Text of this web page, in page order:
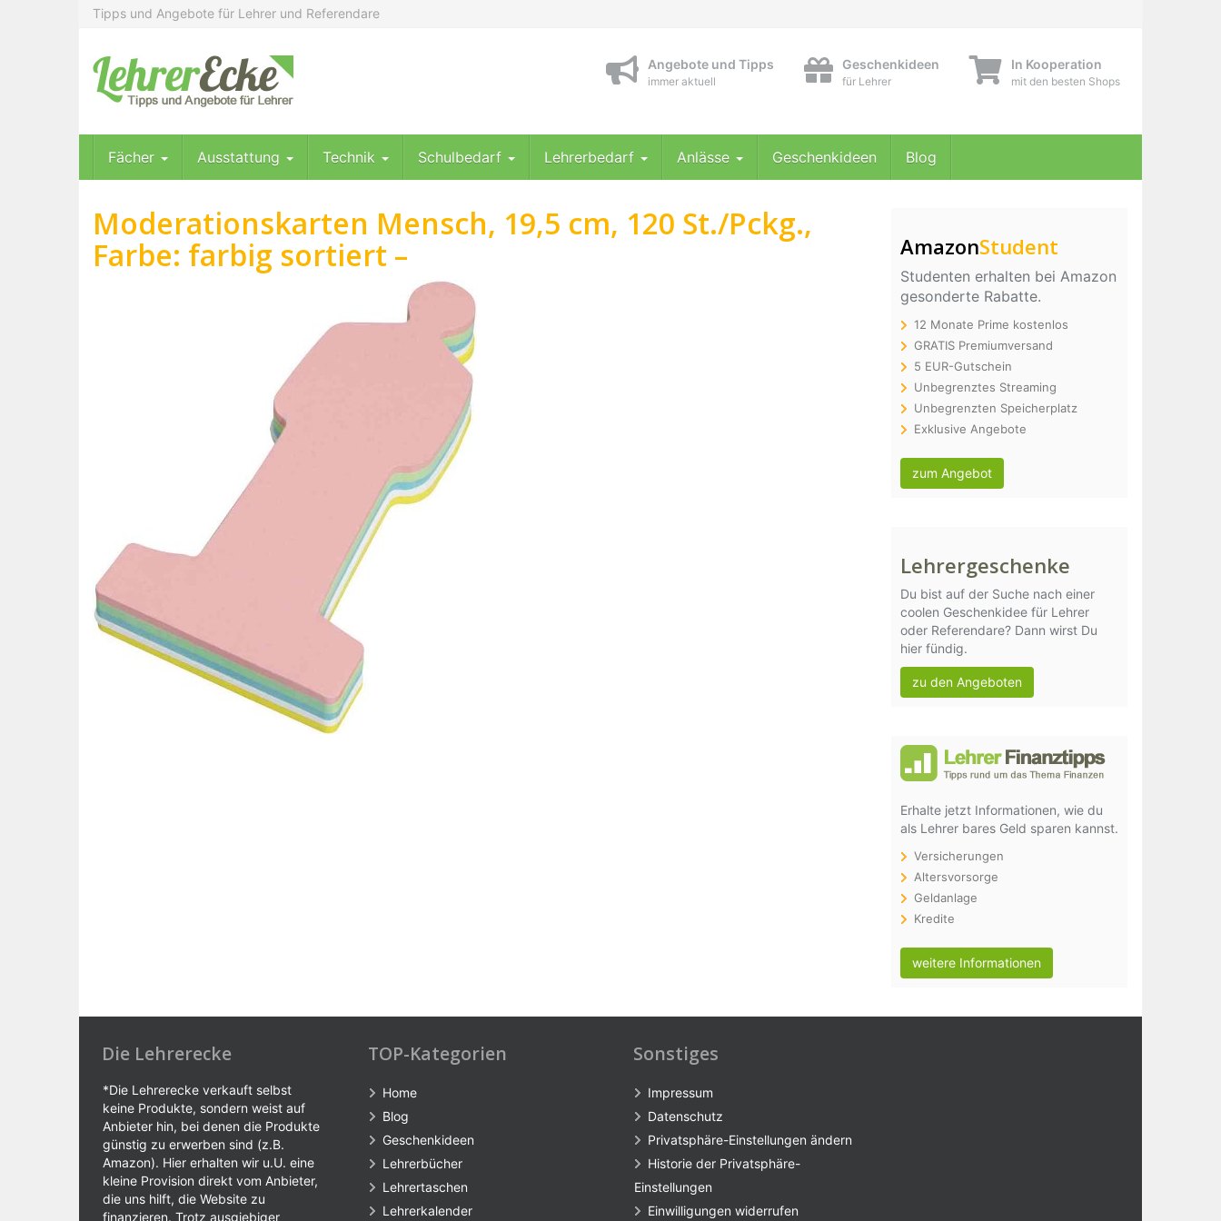
Tipps und Angebote für Lehrer und Referendare
Angebote und Tipps
immer aktuell
Geschenkideen
für Lehrer
In Kooperation
mit den besten Shops
Fächer Ausstattung Technik Schulbedarf Lehrerbedarf Anlässe Geschenkideen Blog
Moderationskarten Mensch, 19,5 cm, 120 St./Pckg.,
Farbe: farbig sortiert –
AmazonStudent
Studenten erhalten bei Amazon
gesonderte Rabatte.
12 Monate Prime kostenlos
GRATIS Premiumversand
5 EUR-Gutschein
Unbegrenztes Streaming
Unbegrenzten Speicherplatz
Exklusive Angebote
zum Angebot
Lehrergeschenke
Du bist auf der Suche nach einer
coolen Geschenkidee für Lehrer
oder Referendare? Dann wirst Du
hier fündig.
zu den Angeboten
Erhalte jetzt Informationen, wie du
als Lehrer bares Geld sparen kannst.
Versicherungen
Altersvorsorge
Geldanlage
Kredite
weitere Informationen
Die Lehrerecke
*Die Lehrerecke verkauft selbst
keine Produkte, sondern weist auf
Anbieter hin, bei denen die Produkte
günstig zu erwerben sind (z.B.
Amazon). Hier erhalten wir u.U. eine
kleine Provision direkt vom Anbieter,
die uns hilft, die Website zu
finanzieren. Trotz ausgiebiger
TOP-Kategorien
Home
Blog
Geschenkideen
Lehrerbücher
Lehrertaschen
Lehrerkalender
Sonstiges
Impressum
Datenschutz
Privatsphäre-Einstellungen ändern
Historie der Privatsphäre-
Einstellungen
Einwilligungen widerrufen